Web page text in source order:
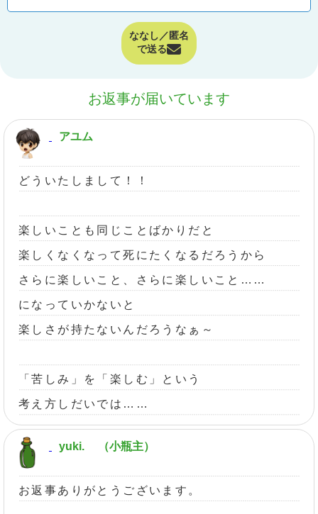
ななし／匿名
で送る
お返事が届いています
アユム
どういたしまして！！
楽しいことも同じことばかりだと
楽しくなくなって死にたくなるだろうから
さらに楽しいこと、さらに楽しいこと……
になっていかないと
楽しさが持たないんだろうなぁ～
「苦しみ」を「楽しむ」という
考え方しだいでは……
yuki. （小瓶主）
お返事ありがとうございます。